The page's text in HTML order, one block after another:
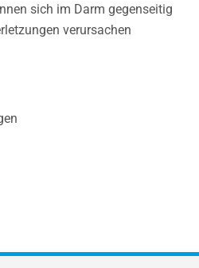
sich im Darm gegenseitig
verursachen